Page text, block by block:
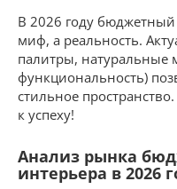
В 2026 году
миф, а реальность.
палитры, натуральные
функциональность)
стильное
к успеху!
Анализ рынка
интерьера в 2026